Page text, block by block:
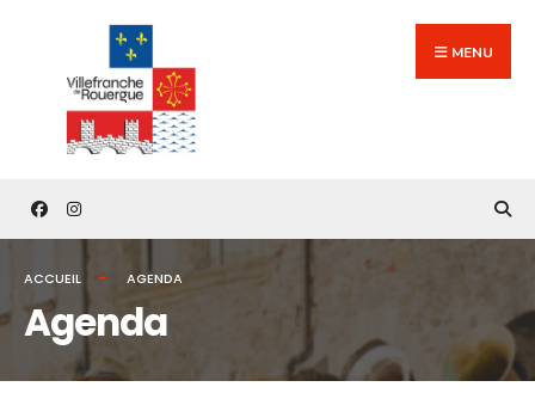
content
MENU
ACCUEIL AGENDA
Agenda